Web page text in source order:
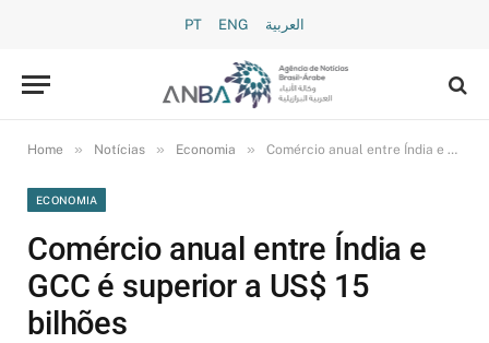
PT ENG العربية
Home » Notícias » Economia » Comércio anual entre Índia e GCC é superior a US$ 15 bilhões
ECONOMIA
Comércio anual entre Índia e
GCC é superior a US$ 15
bilhões